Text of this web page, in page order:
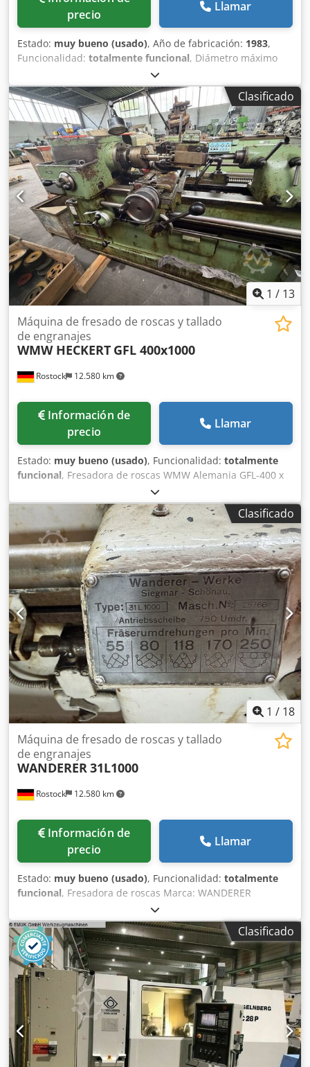
precio
Llamar
Estado: muy bueno (usado), Año de fabricación: 1983,
Funcionalidad: totalmente funcional, Diámetro máximo
750 mm, recorrido axial Z 900 mm, recorrido radial X 380
mm, mesa 630 mm, control numérico CNC Siemens 802D
para los ejes Z y X. Peso aproximado: 14 000 kg. Dedpjzbt
Iiofx Ad Rjwa
Clasificado
1 / 13
Rostock 12.580 km
Máquina de fresado de roscas y tallado
de engranajes
WMW HECKERT GFL 400x1000
Información de
precio
Llamar
Estado: muy bueno (usado), Funcionalidad: totalmente
funcional, Fresadora de roscas WMW Alemania GFL-400 x
1000 mm Dwedpfx Adjy Rgm Es Roa Fabricante: WMW
(Alemania) Modelo: GFL-400 Altura de centros: 205 mm
Longitud máxima de pieza: 1000 mm Diámetro máximo de
pieza sobre el carro transversal: 200 mm Diámetro máximo
de giro sobre bancada: 400 mm Velocidades de la fresa: 55
a 250 rpm Diámetro máximo de fresa: 100 mm Diámetro
interior del husillo: 80 mm - Apta para el fresado de
roscas, fresado de tornillos sinfín y fresado de estrías. -
También es apta para tallado de engranajes y tallado de
estrías. - Se entrega completa con ruedas de cambio,
platos divisores, portafresas y otros accesorios. - La
máquina está en excelentes condiciones de
funcionamiento.
Clasificado
1 / 18
Rostock 12.580 km
Máquina de fresado de roscas y tallado
de engranajes
WANDERER31L1000
Información de
precio
Llamar
Estado: muy bueno (usado), Funcionalidad: totalmente
funcional, Fresadora de roscas Marca: WANDERER
Dwjdpoy Rgmxefx Ad Rja Modelo: 31L1000 Longitud de
torneado: 1000 mm Altura sobre el carro transversal: 125
mm Diámetro del agujero del husillo: 80 mm Diámetro de
giro sobre bancada: 420 mm Diámetro de herramienta:
120 mm Velocidad de giro: 55–250 rpm
Clasificado